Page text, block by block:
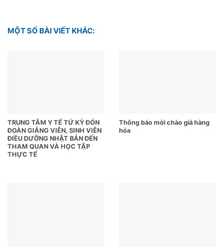
MỘT SỐ BÀI VIẾT KHÁC:
TRUNG TÂM Y TẾ TỨ KỲ ĐÓN
ĐOÀN GIẢNG VIÊN, SINH VIÊN
ĐIỀU DƯỠNG NHẬT BẢN ĐẾN
THAM QUAN VÀ HỌC TẬP
THỰC TẾ
Thông báo mời chào giá hàng
hóa